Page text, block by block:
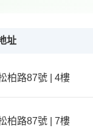
址
柏路87號 | 4樓
柏路87號 | 7樓